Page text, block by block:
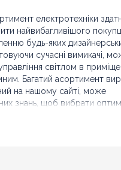
електротехніки
найвибагливішого
будь-яких
сучасні вимикачі,
світлом в
Багатий асортимент
на нашому сайті, може
знань, щоб вибрати
та детально розглянути